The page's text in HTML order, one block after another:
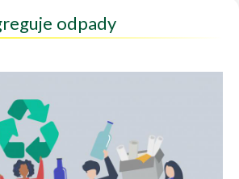
odpady